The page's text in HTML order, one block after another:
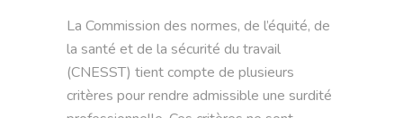
La Commission des normes, de l’équité, de
la santé et de la sécurité du travail
(CNESST) tient compte de plusieurs
critères pour rendre admissible une surdité